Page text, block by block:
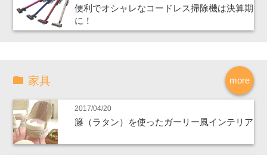
便利でオシャレなコードレス掃除機は決算期
に！
more
家具
2017/04/20
籐（ラタン）を使ったガーリー風インテリア